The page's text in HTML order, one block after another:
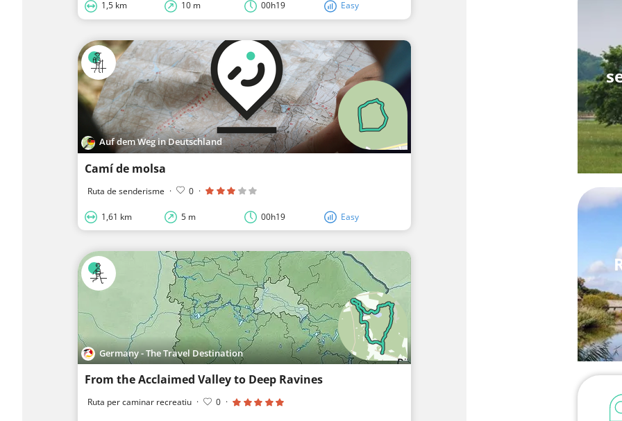
1,5 km 10 m 00h19 Easy
Auf dem Weg in Deutschland
Camí de molsa
Ruta de senderisme · 0 ·
1,61 km 5 m 00h19 Easy
Germany - The Travel Destination
From the Acclaimed Valley to Deep Ravines
Ruta per caminar recreatiu · 0 ·